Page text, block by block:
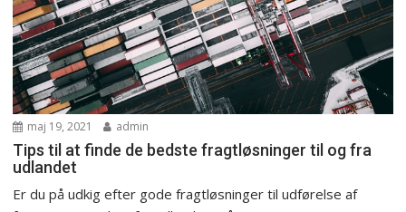
maj 19, 2021 admin
Tips til at finde de bedste fragtløsninger til og fra
udlandet
Er du på udkig efter gode fragtløsninger til udførelse af